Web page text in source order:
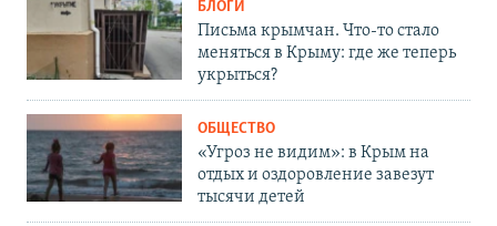
БЛОГИ
Письма крымчан. Что-то стало
меняться в Крыму: где же теперь
укрыться?
ОБЩЕСТВО
«Угроз не видим»: в Крым на
отдых и оздоровление завезут
тысячи детей